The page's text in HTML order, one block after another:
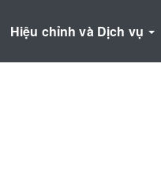
Hiệu chỉnh và Dịch vụ